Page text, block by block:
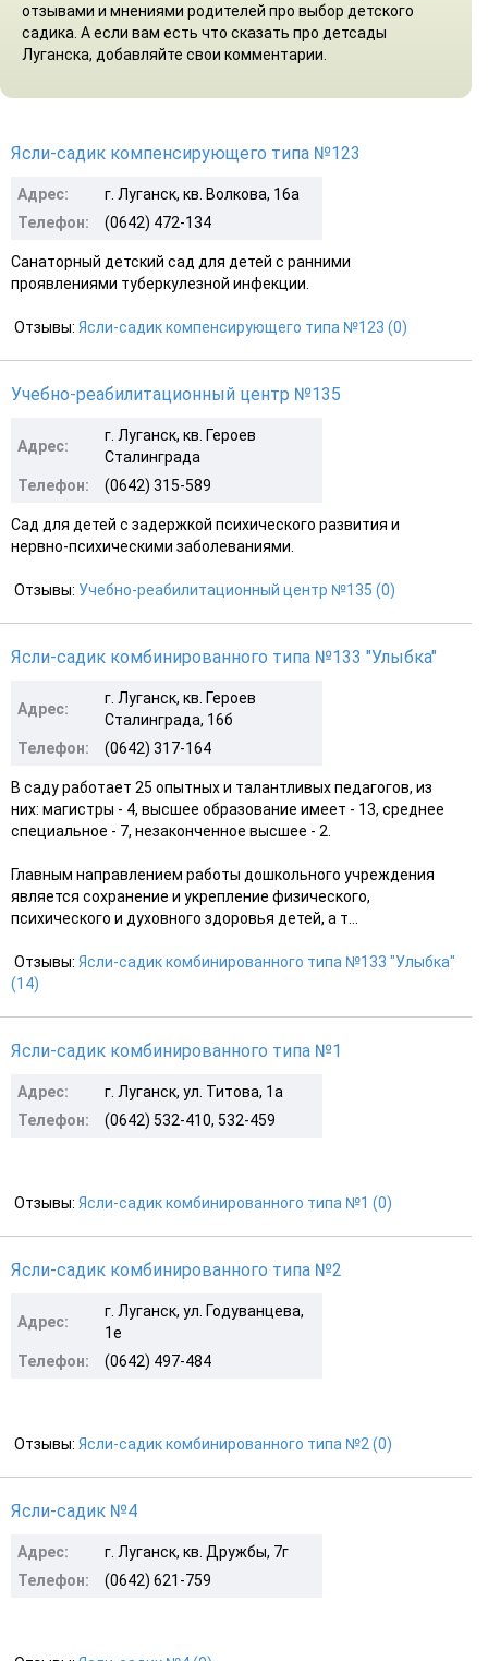
отзывами и мнениями родителей про выбор детского
садика. А если вам есть что сказать про детсады
Луганска, добавляйте свои комментарии.
Ясли-садик компенсирующего типа №123
Адрес:
г. Луганск, кв. Волкова, 16а
Телефон:
(0642) 472-134
Санаторный детский сад для детей с ранними
проявлениями туберкулезной инфекции.
Отзывы: Ясли-садик компенсирующего типа №123 (0)
Учебно-реабилитационный центр №135
Адрес:
г. Луганск, кв. Героев
Сталинграда
Телефон:
(0642) 315-589
Сад для детей с задержкой психического развития и
нервно-психическими заболеваниями.
Отзывы: Учебно-реабилитационный центр №135 (0)
Ясли-садик комбинированного типа №133 "Улыбка"
Адрес:
г. Луганск, кв. Героев
Сталинграда, 16б
Телефон:
(0642) 317-164
В саду работает 25 опытных и талантливых педагогов, из
них: магистры - 4, высшее образование имеет - 13, среднее
специальное - 7, незаконченное высшее - 2.
Главным направлением работы дошкольного учреждения
является сохранение и укрепление физического,
психического и духовного здоровья детей, а т...
Отзывы: Ясли-садик комбинированного типа №133 "Улыбка"
(14)
Ясли-садик комбинированного типа №1
Адрес:
г. Луганск, ул. Титова, 1а
Телефон:
(0642) 532-410, 532-459
Отзывы: Ясли-садик комбинированного типа №1 (0)
Ясли-садик комбинированного типа №2
Адрес:
г. Луганск, ул. Годуванцева,
1е
Телефон:
(0642) 497-484
Отзывы: Ясли-садик комбинированного типа №2 (0)
Ясли-садик №4
Адрес:
г. Луганск, кв. Дружбы, 7г
Телефон:
(0642) 621-759